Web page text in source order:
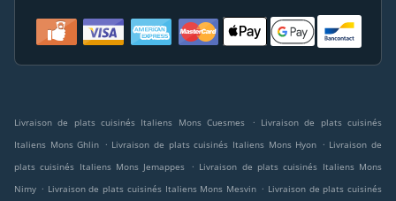
Livraison de plats cuisinés Italiens Mons Cuesmes . Livraison de plats cuisinés
Italiens Mons Ghlin . Livraison de plats cuisinés Italiens Mons Hyon . Livraison de
plats cuisinés Italiens Mons Jemappes
. Livraison de plats cuisinés Italiens Mons
Nimy . Livraison de plats cuisinés Italiens Mons Mesvin . Livraison de plats cuisinés